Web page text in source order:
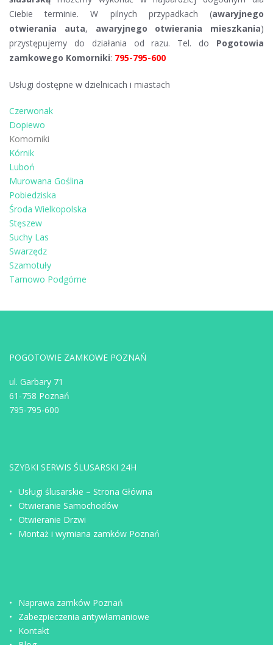
Ciebie terminie. W pilnych przypadkach (awaryjnego
otwierania auta, awaryjnego otwierania mieszkania)
przystępujemy do działania od razu. Tel. do Pogotowia
zamkowego Komorniki: 795-795-600
Usługi dostępne w dzielnicach i miastach
Czerwonak
Dopiewo
Komorniki
Kórnik
Luboń
Murowana Goślina
Pobiedziska
Środa Wielkopolska
Stęszew
Suchy Las
Swarzędz
Szamotuły
Tarnowo Podgórne
POGOTOWIE ZAMKOWE POZNAŃ
ul. Garbary 71
61-758 Poznań
795-795-600
SZYBKI SERWIS ŚLUSARSKI 24H
Usługi ślusarskie – Strona Główna
Otwieranie Samochodów
Otwieranie Drzwi
Montaż i wymiana zamków Poznań
Naprawa zamków Poznań
Zabezpieczenia antywłamaniowe
Kontakt